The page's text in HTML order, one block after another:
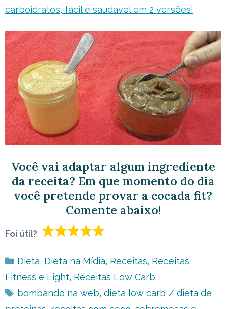
carboidratos, fácil e saudável em 2 versões!
Você vai adaptar algum ingrediente
da receita? Em que momento do dia
você pretende provar a cocada fit?
Comente abaixo!
Foi útil?
Categorias
Dieta, Dieta na Mídia, Receitas, Receitas
Fitness e Light, Receitas Low Carb
Tags
bombando na web, dieta low carb / dieta de